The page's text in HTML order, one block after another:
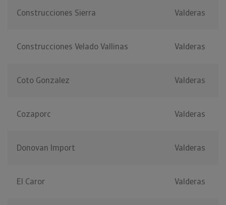
Construcciones Sierra Valderas
Construcciones Velado Vallinas Valderas
Coto Gonzalez Valderas
Cozaporc Valderas
Donovan Import Valderas
El Caror Valderas